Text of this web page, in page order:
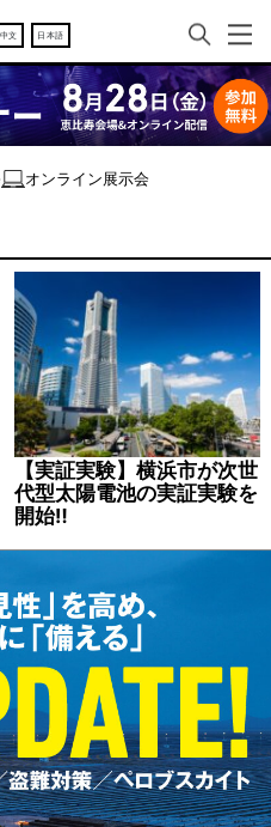
中文 日本語
オンライン展示会
【実証実験】横浜市が次世
代型太陽電池の実証実験を
開始‼